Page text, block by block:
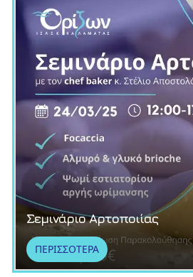
Σεμινάριο Αρτοποιίας
ΠΕΡΙΣΣΟΤΕΡΑ